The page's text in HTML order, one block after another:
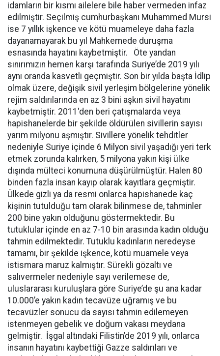
idamların bir kısmı ailelere bile haber vermeden infaz
edilmiştir. Seçilmiş cumhurbaşkanı Muhammed Mursi
ise 7 yıllık işkence ve kötü muameleye daha fazla
dayanamayarak bu yıl Mahkemede duruşma
esnasında hayatını kaybetmiştir. Öte yandan
sınırımızın hemen karşı tarafında Suriye’de 2019 yılı
aynı oranda kasvetli geçmiştir. Son bir yılda başta İdlip
olmak üzere, değişik sivil yerleşim bölgelerine yönelik
rejim saldırılarında en az 3 bini aşkın sivil hayatını
kaybetmiştir. 2011'den beri çatışmalarda veya
hapishanelerde bir şekilde öldürülen sivillerin sayısı
yarım milyonu aşmıştır. Sivillere yönelik tehditler
nedeniyle Suriye içinde 6 Milyon sivil yaşadığı yeri terk
etmek zorunda kalırken, 5 milyona yakın kişi ülke
dışında mülteci konumuna düşürülmüştür. Halen 80
binden fazla insan kayıp olarak kayıtlara geçmiştir.
Ülkede gizli ya da resmi onlarca hapishanede kaç
kişinin tutulduğu tam olarak bilinmese de, tahminler
200 bine yakın olduğunu göstermektedir. Bu
tutuklular içinde en az 7-10 bin arasında kadın olduğu
tahmin edilmektedir. Tutuklu kadınların neredeyse
tamamı, bir şekilde işkence, kötü muamele veya
istismara maruz kalmıştır. Sürekli gözaltı ve
salıvermeler nedeniyle sayı verilemese de,
uluslararası kuruluşlara göre Suriye’de şu ana kadar
10.000’e yakın kadın tecavüze uğramış ve bu
tecavüzler sonucu da sayısı tahmin edilemeyen
istenmeyen gebelik ve doğum vakası meydana
gelmiştir. İşgal altındaki Filistin’de 2019 yılı, onlarca
insanın hayatını kaybettiği Gazze saldırıları ve